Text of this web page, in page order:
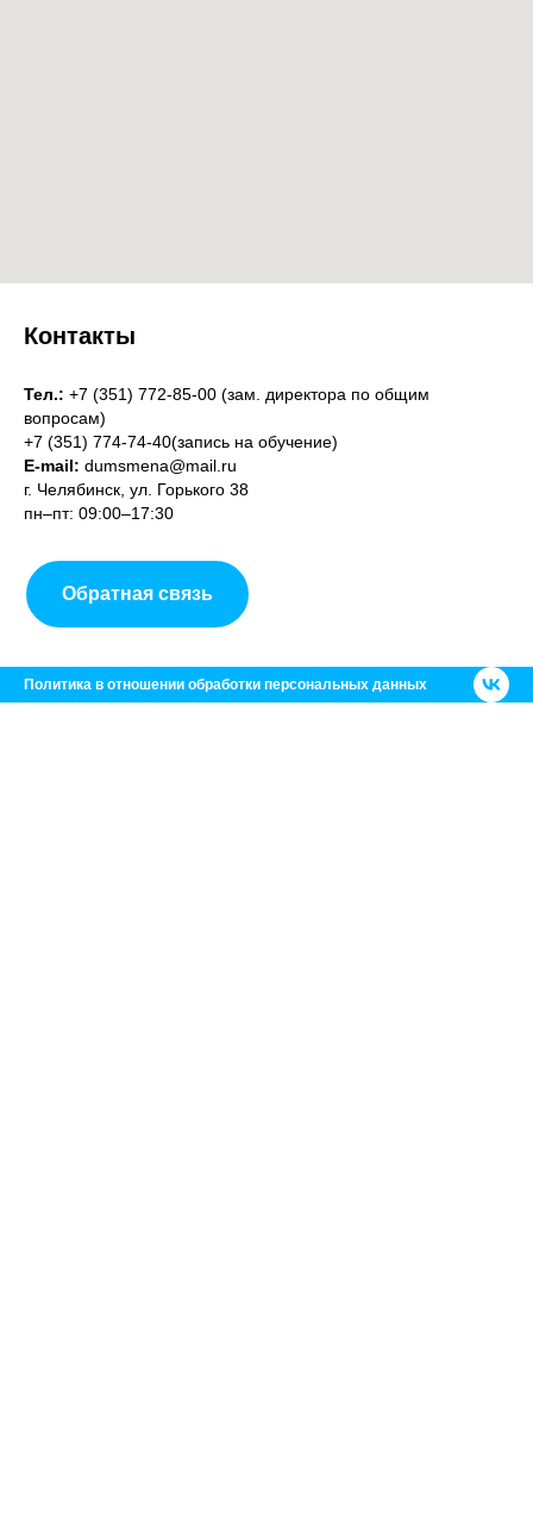
Контакты
Тел.: +7 (351) 772-85-00 (зам. директора по общим
вопросам)
+7 (351) 774-74-40(запись на обучение)
E-mail: dumsmena@mail.ru
г. Челябинск, ул. Горького 38
пн–пт: 09:00–17:30
Обратная связь
Политика в отношении обработки персональных данных